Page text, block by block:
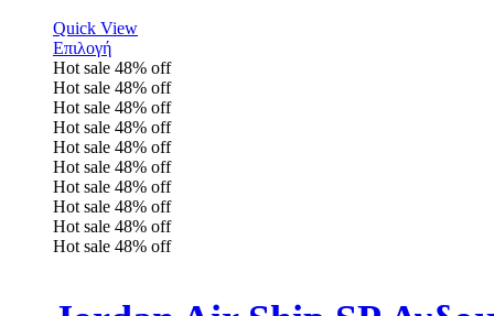
Quick View
Επιλογή
Hot sale 48% off
Hot sale 48% off
Hot sale 48% off
Hot sale 48% off
Hot sale 48% off
Hot sale 48% off
Hot sale 48% off
Hot sale 48% off
Hot sale 48% off
Hot sale 48% off